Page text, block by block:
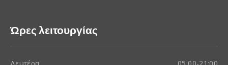
Ώρες λειτουργίας